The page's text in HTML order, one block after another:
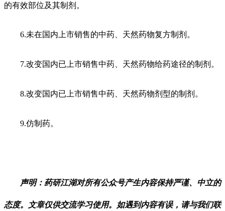
的有效部位及其制剂。
6.未在国内上市销售的中药、天然药物复方制剂。
7.改变国内已上市销售中药、天然药物给药途径的制剂。
8.改变国内已上市销售中药、天然药物剂型的制剂。
9.仿制药。
声明：药研江湖对所有公众号产生内容保持严谨、中立的
态度。文章仅供交流学习使用。如遇到内容有误，请与我们联